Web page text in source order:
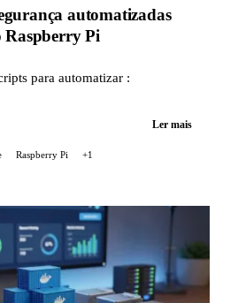
automatizadas
Raspberry Pi
para automatizar :
Ler mais
Raspberry Pi +1